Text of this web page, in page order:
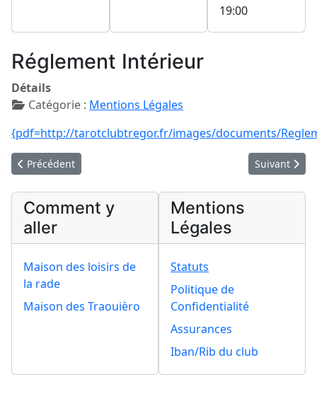
19:00
Réglement Intérieur
Détails
Catégorie : Mentions Légales
{pdf=http://tarotclubtregor.fr/images/documents/
Article précédent : Contrat et Attestation d'assurance
Précédent Article
Suivant
Comment y
aller
Maison des loisirs de
la rade
Maison des Traouièro
Mentions
Légales
Statuts
Politique de
Confidentialité
Assurances
Iban/Rib du club